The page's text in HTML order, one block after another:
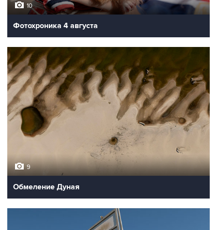
10
Фотохроника 4 августа
9
Обмеление Дуная